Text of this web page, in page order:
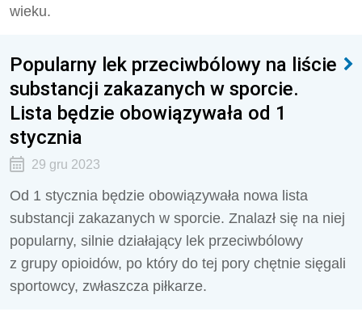
wieku.
Popularny lek przeciwbólowy na liście
substancji zakazanych w sporcie.
Lista będzie obowiązywała od 1
stycznia
29 gru 2023
Od 1 stycznia będzie obowiązywała nowa lista
substancji zakazanych w sporcie. Znalazł się na niej
popularny, silnie działający lek przeciwbólowy
z grupy opioidów, po który do tej pory chętnie sięgali
sportowcy, zwłaszcza piłkarze.